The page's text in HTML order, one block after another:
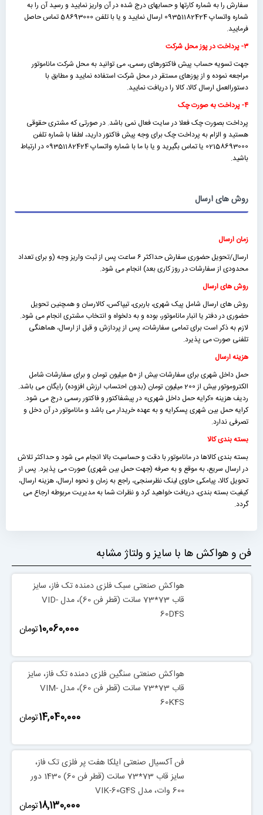
سفارش را به شماره کارتها و حسابهای درج شده در آن واریز نمایید و رسید آن را به
شماره واتساپ 09351182424 ارسال نمایید و یا با تلفن 58693000 تماس حاصل
فرمایید.
۳- پرداخت در پوز محل شرکت
جهت تسویه حساب پیش فاکتورهای رسمی، می توانید به محل شرکت ماناموتور
مراجعه نموده و از پوزهای مستقر در محل شرکت استفاده نمایید و مطابق با
دستورالعمل ارسال کالا، کالا را دریافت نمایید.
۴- پرداخت به صورت چک
پرداخت بصورت چک فعلا در سایت فعال نمی باشد. در صورتی که مشتری حقوقی
هستید و الزام به پرداخت چک برای وجه پیش فاکتور دارید، لطفا با شماره تلفن
02158693000 یا تماس بگیرید و یا با ما با شماره واتساپ 09351182424 در ارتباط
باشید.
روش های ارسال
زمان ارسال
ارسال/تحویل حضوری سفارش حداکثر 6 ساعت پس از ثبت واریز وجه (و برای تعداد
محدودی از سفارشات در روز کاری بعد) انجام می شود.
روش های ارسال
روش های ارسال شامل پیک شهری، باربری، تیپاکس، کالارسان و همچنین تحویل
حضوری در دفتر یا انبار ماناموتور، بوده و به دلخواه و انتخاب مشتری انجام می شود.
لازم به ذکر است برای تمامی سفارشات، پس از پردازش و قبل از ارسال، هماهنگی
تلفنی صورت می پذیرد.
هزینه ارسال
حمل داخل شهری برای سفارشات بیش از 50 میلیون تومان و برای سفارشات شامل
الکتروموتور بیش از 200 میلیون تومان (بدون احتساب ارزش افزوده) رایگان می باشد.
ردیف هزینه «كرايه حمل داخل شهری» در پیشفاکتور و فاکتور رسمی درج می شود.
کرایه حمل بین شهری پسکرایه و به عهده خریدار می باشد و ماناموتور در آن دخل و
تصرفی ندارد.
بسته بندی کالا
بسته بندی کالاها در ماناموتور با دقت و حساسیت بالا انجام می شود و حداکثر تلاش
در ارسال سریع، به موقع و به صرفه (جهت حمل بین شهری) صورت می پذیرد. پس از
تحویل کالا، پیامکی حاوی لینک نظرسنجی، راجع به زمان و نحوه ارسال، هزینه ارسال،
کیفیت بسته بندی، دریافت خواهید کرد و نظرات شما به مدیریت مربوطه ارجاع می
گردد.
فن و هواکش ها با سایز و ولتاژ مشابه
هواکش صنعتی سبک فلزی دمنده تک فاز، سایز
قاب 73*73 سانت (قطر فن 60)، مدل VID-
60D4S
‎10,060,000تومان
هواکش صنعتی سنگین فلزی دمنده تک فاز، سایز
قاب 73*73 سانت (قطر فن 60)، مدل VIM-
60K4S
‎14,040,000تومان
فن آکسیال صنعتی ایلکا هفت پر فلزی تک فاز،
سایز قاب 73*73 سانت (قطر فن 60) 1430 دور
600 وات، مدل VIK-60G4S
‎18,130,000تومان